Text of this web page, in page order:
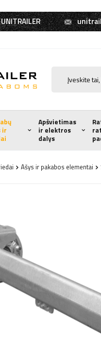
ir
Apšvietimas
ir elektros
dalys
Ašys ir pakabos elementai